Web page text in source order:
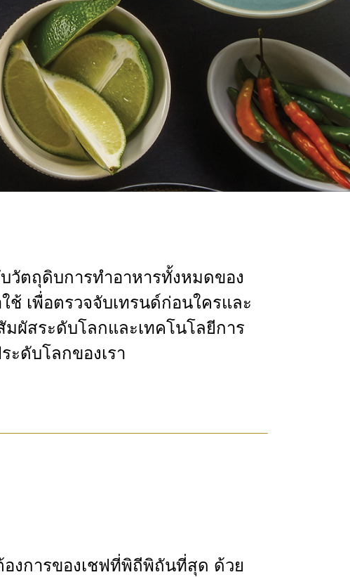
วัตถุดิบการทำอาหารทั้งหมดของ
เพื่อตรวจจับเทรนด์ก่อนใครและ
ผัสระดับโลกและเทคโนโลยีการ
ดับโลกของเรา
งการของเชฟที่พิถีพิถันที่สุด ด้วย